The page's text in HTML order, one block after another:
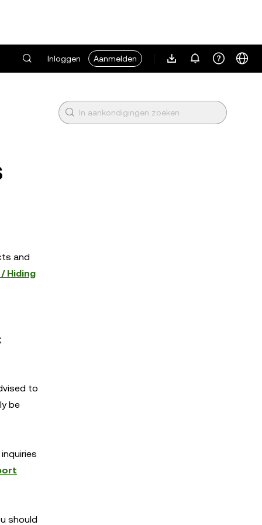
Inloggen Aanmelden
and
Hiding
to
be
should